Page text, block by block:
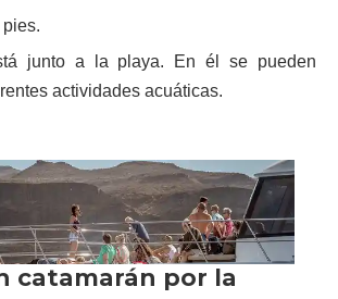
junto a la playa. En él se pueden
actividades acuáticas.